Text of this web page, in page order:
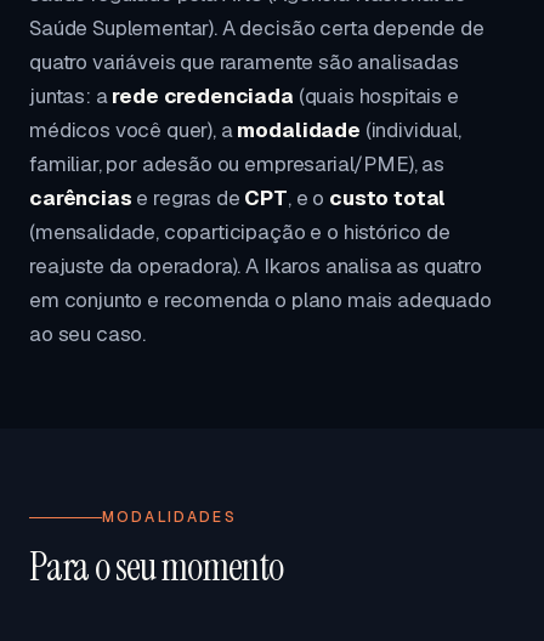
Saúde Suplementar). A decisão certa depende de
quatro variáveis que raramente são analisadas
juntas: a rede credenciada (quais hospitais e
médicos você quer), amodalidade (individual,
familiar, por adesão ou empresarial/PME), as
carências e regras de CPT, e o custo total
(mensalidade, coparticipação e o histórico de
reajuste da operadora). A Ikaros analisa as quatro
em conjunto e recomenda o plano mais adequado
ao seu caso.
MODALIDADES
Para o seu momento